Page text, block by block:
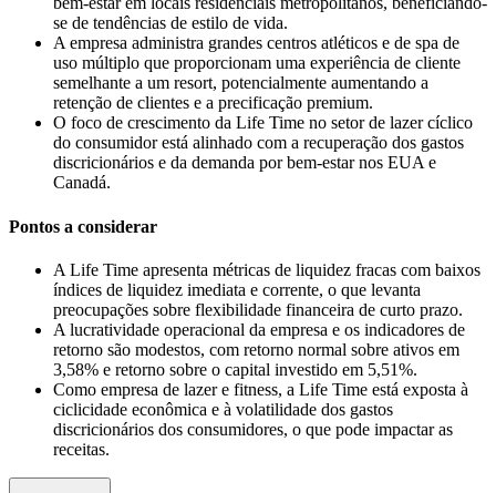
se de tendências de estilo de vida.
A empresa administra grandes centros atléticos e de spa de
uso múltiplo que proporcionam uma experiência de cliente
semelhante a um resort, potencialmente aumentando a
retenção de clientes e a precificação premium.
O foco de crescimento da Life Time no setor de lazer cíclico
do consumidor está alinhado com a recuperação dos gastos
discricionários e da demanda por bem-estar nos EUA e
Canadá.
Pontos a considerar
A Life Time apresenta métricas de liquidez fracas com baixos
índices de liquidez imediata e corrente, o que levanta
preocupações sobre flexibilidade financeira de curto prazo.
A lucratividade operacional da empresa e os indicadores de
retorno são modestos, com retorno normal sobre ativos em
3,58% e retorno sobre o capital investido em 5,51%.
Como empresa de lazer e fitness, a Life Time está exposta à
ciclicidade econômica e à volatilidade dos gastos
discricionários dos consumidores, o que pode impactar as
receitas.